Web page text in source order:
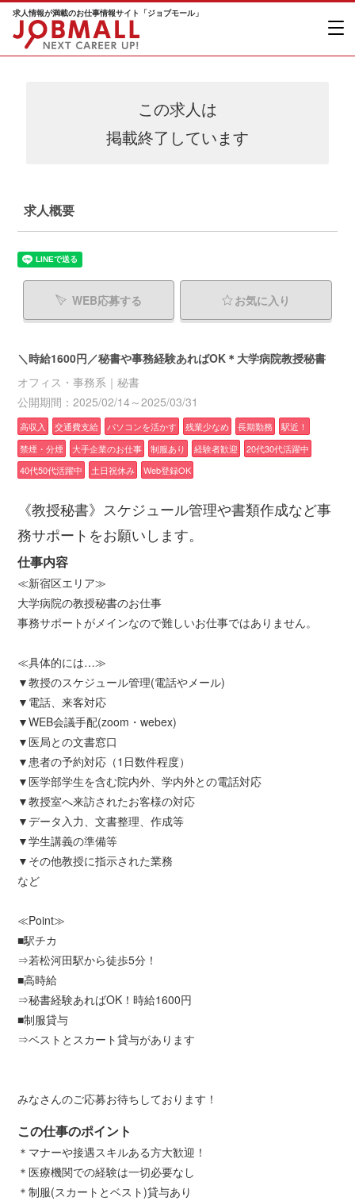
求人情報が満載のお仕事情報サイト「ジョブモール」
この求人は
掲載終了しています
求人概要
WEB応募する お気に入り
＼時給1600円／秘書や事務経験あればOK＊大学病院教授秘書
オフィス・事務系｜秘書
公開期間：2025/02/14～2025/03/31
高収入 交通費支給 パソコンを活かす 残業少なめ 長期勤務
駅近！
禁煙・分煙
大手企業のお仕事 制服あり 経験者歓迎
20代30代活躍中
40代50代活躍中
土日祝休み Web登録OK
《教授秘書》スケジュール管理や書類作成など事
務サポートをお願いします。
仕事内容
≪新宿区エリア≫
大学病院の教授秘書のお仕事
事務サポートがメインなので難しいお仕事ではありません。
≪具体的には…≫
▼教授のスケジュール管理(電話やメール)
▼電話、来客対応
▼WEB会議手配(zoom・webex)
▼医局との文書窓口
▼患者の予約対応（1日数件程度）
▼医学部学生を含む院内外、学内外との電話対応
▼教授室へ来訪されたお客様の対応
▼データ入力、文書整理、作成等
▼学生講義の準備等
▼その他教授に指示された業務
など
≪Point≫
■駅チカ
⇒若松河田駅から徒歩5分！
■高時給
⇒秘書経験あればOK！時給1600円
■制服貸与
⇒ベストとスカート貸与があります
みなさんのご応募お待ちしております！
この仕事のポイント
＊マナーや接遇スキルある方大歓迎！
＊医療機関での経験は一切必要なし
＊制服(スカートとベスト)貸与あり